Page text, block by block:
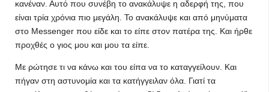
κανέναν. Αυτό που συνέβη το ανακάλυψε η αδερφή της, που
είναι τρία χρόνια πιο μεγάλη. Το ανακάλυψε και από μηνύματα
στο Messenger που είδε και το είπε στον πατέρα της. Και ήρθε
προχθές ο γιος μου και μου τα είπε.
Με ρώτησε τι να κάνω και του είπα να το καταγγείλουν. Και
πήγαν στη αστυνομία και τα κατήγγειλαν όλα. Γιατί τα